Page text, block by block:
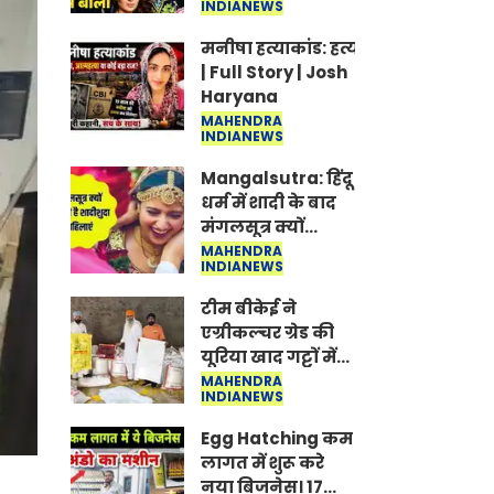
Jantar-Mantar |
CJP protest
INDIANEWS
मनीषा हत्याकांड: हत्या, आत्महत्या या
| Full Story | Josh
Haryana
MAHENDRA
INDIANEWS
Mangalsutra: हिंदू
धर्म में शादी के बाद
मंगलसूत्र क्यों
पहनती है महिलाएं,
किसने शुरु की ये
परंपरा
MAHENDRA
INDIANEWS
टीम बीकेई ने
एग्रीकल्चर ग्रेड की
यूरिया खाद गट्टों में
बदलकर टेक्निकल
ग्रेड में बेचने वालों पर
करवाई कार्रवाई:
लखविंदर सिंह
औलख
MAHENDRA
INDIANEWS
Egg Hatching कम
लागत में शुरू करे
नया बिजनेस। 17